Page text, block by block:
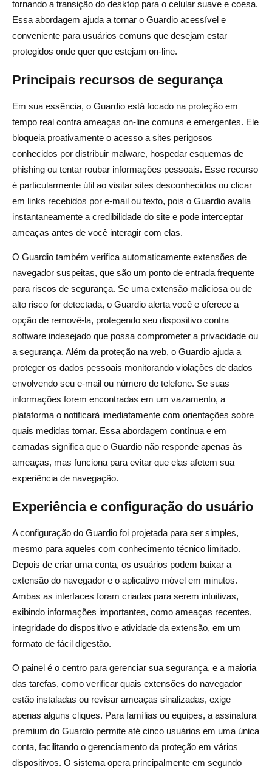
tornando a transição do desktop para o celular suave e coesa.
Essa abordagem ajuda a tornar o Guardio acessível e
conveniente para usuários comuns que desejam estar
protegidos onde quer que estejam on-line.
Principais recursos de segurança
Em sua essência, o Guardio está focado na proteção em
tempo real contra ameaças on-line comuns e emergentes. Ele
bloqueia proativamente o acesso a sites perigosos
conhecidos por distribuir malware, hospedar esquemas de
phishing ou tentar roubar informações pessoais. Esse recurso
é particularmente útil ao visitar sites desconhecidos ou clicar
em links recebidos por e-mail ou texto, pois o Guardio avalia
instantaneamente a credibilidade do site e pode interceptar
ameaças antes de você interagir com elas.
O Guardio também verifica automaticamente extensões de
navegador suspeitas, que são um ponto de entrada frequente
para riscos de segurança. Se uma extensão maliciosa ou de
alto risco for detectada, o Guardio alerta você e oferece a
opção de removê-la, protegendo seu dispositivo contra
software indesejado que possa comprometer a privacidade ou
a segurança. Além da proteção na web, o Guardio ajuda a
proteger os dados pessoais monitorando violações de dados
envolvendo seu e-mail ou número de telefone. Se suas
informações forem encontradas em um vazamento, a
plataforma o notificará imediatamente com orientações sobre
quais medidas tomar. Essa abordagem contínua e em
camadas significa que o Guardio não responde apenas às
ameaças, mas funciona para evitar que elas afetem sua
experiência de navegação.
Experiência e configuração do usuário
A configuração do Guardio foi projetada para ser simples,
mesmo para aqueles com conhecimento técnico limitado.
Depois de criar uma conta, os usuários podem baixar a
extensão do navegador e o aplicativo móvel em minutos.
Ambas as interfaces foram criadas para serem intuitivas,
exibindo informações importantes, como ameaças recentes,
integridade do dispositivo e atividade da extensão, em um
formato de fácil digestão.
O painel é o centro para gerenciar sua segurança, e a maioria
das tarefas, como verificar quais extensões do navegador
estão instaladas ou revisar ameaças sinalizadas, exige
apenas alguns cliques. Para famílias ou equipes, a assinatura
premium do Guardio permite até cinco usuários em uma única
conta, facilitando o gerenciamento da proteção em vários
dispositivos. O sistema opera principalmente em segundo